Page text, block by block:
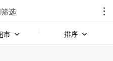
选
市 排序